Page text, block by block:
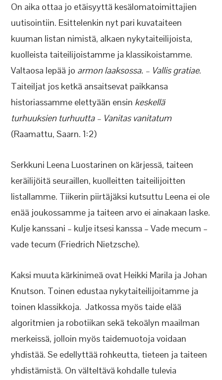
On aika ottaa jo etäisyyttä kesälomatoimittajien
uutisointiin. Esittelenkin nyt pari kuvataiteen
kuuman listan nimistä, alkaen nykytaiteilijoista,
kuolleista taiteilijoistamme ja klassikoistamme.
Valtaosa lepää jo armon laaksossa. – Vallis gratiae.
Taiteiljat jos ketkä ansaitsevat paikkansa
historiassamme elettyään ensin keskellä
turhuuksien turhuutta – Vanitas vanitatum
(Raamattu, Saarn. 1:2)
Serkkuni Leena Luostarinen on kärjessä, taiteen
keräilijöitä seuraillen, kuolleitten taiteilijoitten
listallamme. Tiikerin piirtäjäksi kutsuttu Leena ei ole
enää joukossamme ja taiteen arvo ei ainakaan laske.
Kulje kanssani – kulje itsesi kanssa – Vade mecum –
vade tecum (Friedrich Nietzsche).
Kaksi muuta kärkinimeä ovat Heikki Marila ja Johan
Knutson. Toinen edustaa nykytaiteilijoitamme ja
toinen klassikkoja. Jatkossa myös taide elää
algoritmien ja robotiikan sekä tekoälyn maailman
merkeissä, jolloin myös taidemuotoja voidaan
yhdistää. Se edellyttää rohkeutta, tieteen ja taiteen
yhdistämistä. On välteltävä kohdalle tulevia